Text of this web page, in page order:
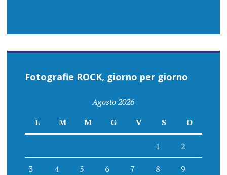
Fotografie ROCK, giorno per giorno
Agosto 2026
L
M M G V S D
1 2
3 4 5 6 7 8 9